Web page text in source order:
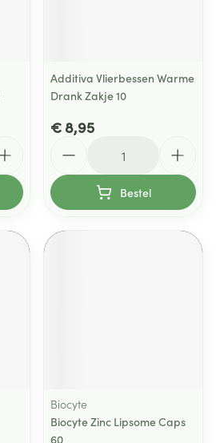
Additiva Vlierbessen Warme
Drank Zakje 10
€ 8,95
Bestel
Biocyte
Biocyte Zinc Lipsome Caps
60